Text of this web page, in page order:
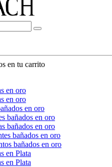
en tu carrito
en oro
en oro
en oro
bañados en oro
bañados en oro
bañados en oro
bañados en oro
en Plata
en Plata